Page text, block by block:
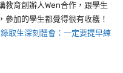
教育創辦人Wen合作，跟學生
加的學生都覺得很有收穫！
取生深刻體會：一定要提早練